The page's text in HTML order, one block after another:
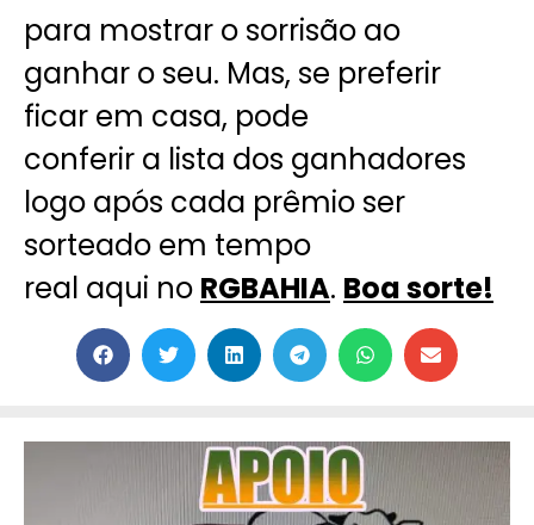
para mostrar o sorrisão ao
ganhar o seu. Mas, se preferir
ficar em casa, pode
conferir a lista dos ganhadores
logo após cada prêmio ser
sorteado em tempo
real aqui no RGBAHIA. Boa sorte!